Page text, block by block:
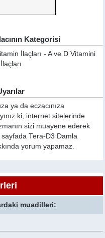
Kategorisi
İlaçları - A ve D Vitamini
ya da eczacınıza
ki, internet sitelerinde
sizi muayene ederek
Tera-D3 Damla
yorum yapamaz.
muadilleri: